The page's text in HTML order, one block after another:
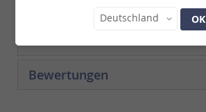
Land
Deutschland OK
Bewertungen